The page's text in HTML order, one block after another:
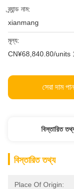
ব্র্যান্ড নাম:
xianmang
মূল্য:
CN¥68,840.80/units
সেরা দাম
বিস্তারিত
বিস্তারিত তথ্য
Place Of Origin: